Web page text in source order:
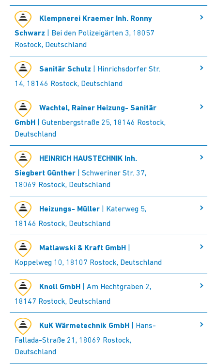
Klempnerei Kraemer Inh. Ronny
Schwarz | Bei den Polizeigärten 3, 18057
Rostock, Deutschland
Sanitär Schulz | Hinrichsdorfer Str.
14, 18146 Rostock, Deutschland
Wachtel, Rainer Heizung- Sanitär
GmbH
| Gutenbergstraße 25, 18146 Rostock,
Deutschland
HEINRICH HAUSTECHNIK Inh.
Siegbert Günther | Schweriner Str. 37,
18069 Rostock, Deutschland
Heizungs- Müller | Katerweg 5,
18146 Rostock, Deutschland
Matlawski & Kraft GmbH
Koppelweg 10, 18107 Rostock, Deutschland
Knoll GmbH | Am Hechtgraben 2,
18147 Rostock, Deutschland
KuK Wärmetechnik GmbH | Hans-
Fallada-Straße 21, 18069 Rostock,
Deutschland